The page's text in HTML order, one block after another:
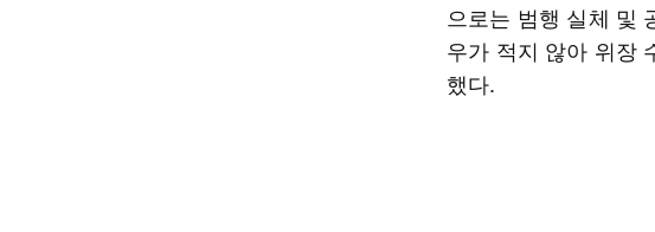
으로는 범행 실체 및
우가 적지 않아 위장
했다.